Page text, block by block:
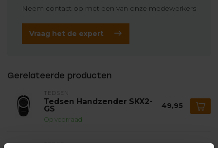
Neem contact op met een van onze medewerkers
Vraag het de expert
Gerelateerde producten
TEDSEN
Tedsen Handzender SKX2-
GS
Op voorraad
49,95
TEDSEN